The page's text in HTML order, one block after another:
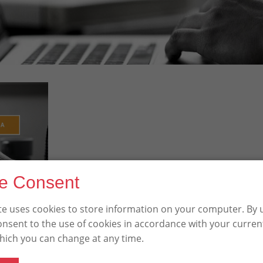
Consent
uses cookies to store information on your computer. By
to the use of cookies in accordance with your
you can change at any time.